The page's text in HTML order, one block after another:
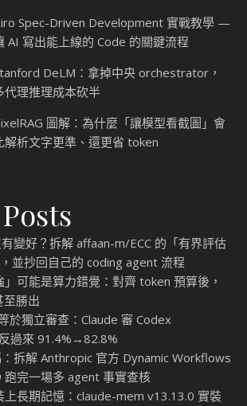
Spec-Driven Development 實戰教學 —
AI 寫出能上線的 Code 的關鍵流程
DeLM：拿掉中央 orchestrator，
代理推理成本砍半
圖解：為什麼「讓模型看截圖」會
解析文字更準、還更省 token
變好？拆解 affaan-m/ECC 的「有界評估
並抄回自己的 coding agent 流程
」可能是算力錯覺：對齊 token 預算後，
勝出
於獨立審查：Claude 審 Codex
過來 91.4%→82.8%
拆解 Anthropic 官方 Dynamic Workflows
完一場多 agent 事實查核
上長期記憶：claude-mem v13.13.0 實裝